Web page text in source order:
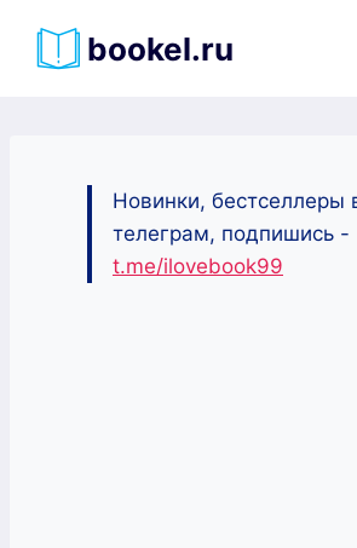
bookel.ru
Новинки, бестселлеры
телеграм, подпишись -
t.me/ilovebook99